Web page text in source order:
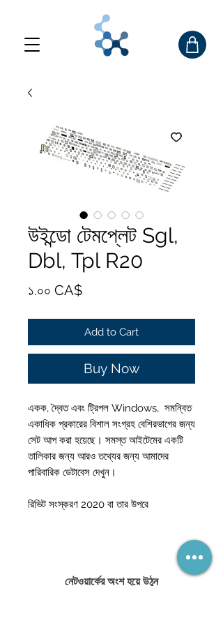
উইন্ডো টেমপ্লেট Sgl,
Dbl, Tpl R20
১.০০ CA$Price
Add to Cart
Buy Now
একক, দ্বৈত এবং ট্রিপল Windows, সমন্বিত
একাধিক প্রকারের বিশাল সংগ্রহ বেশিরভাগের জন্য
সেট আপ করা হয়েছে। সমস্ত আইটেমের একটি
তালিকার জন্য আরও তথ্যের জন্য আমাদের
পারিবারিক ডেটাবেস দেখুন।
রিভিট সংস্করণ 2020 বা তার উপরে
নেটওয়ার্কের অংশ হয়ে উঠুন